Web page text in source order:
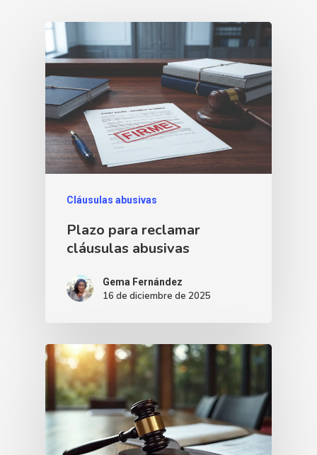
Cláusulas abusivas
Plazo para reclamar
cláusulas abusivas
Gema Fernández
16 de diciembre de 2025